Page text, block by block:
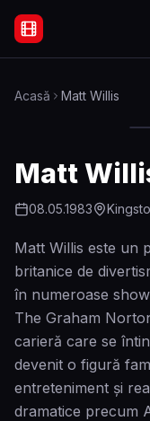
Filme Online
Acasă Matt Willis
Matt
08.05.1983
Matt Willis este un
britanice de
în numeroase
The Graham
carieră care se
devenit o figură
entreteniment și
dramatice precum